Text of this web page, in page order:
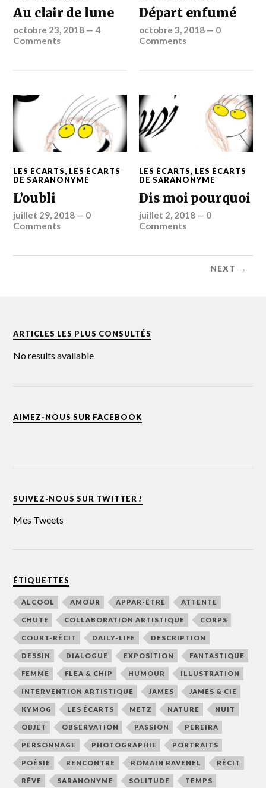
Au clair de lune
octobre 23, 2018 —4
Comments
Départ enfumé
octobre 3, 2018 — 0
Comments
LES ÉCARTS, LES ÉCARTS
DE SARANONYME
L’oubli
juillet 29, 2018 — 0
Comments
LES ÉCARTS, LES ÉCARTS
DE SARANONYME
Dis moi pourquoi
juillet 2, 2018 — 0
Comments
NEXT →
ARTICLES LES PLUS CONSULTÉS
No results available
AIMEZ-NOUS SUR FACEBOOK
SUIVEZ-NOUS SUR TWITTER !
Mes Tweets
ÉTIQUETTES
ALCOOL AMOUR APPAR-ÊTRE ATTENTE
CHUTE COLLABORATION ARTISTIQUE CORPS
COURT-RÉCIT DAILY-LIFE DESCRIPTION
DESSIN DIALOGUE EXPOSITION FANTASTIQUE
FEMME FLEA & CHIP HUMOUR ILLUSTRATION
INTERVENTION ARTISTIQUE JAMES JAMES & CIE
KYMOG LES ÉCARTS METZ NATURE NUIT
OBJET OBSERVATION PASSION PEREIRA
PERSONNAGE PHOTOGRAPHIE PORTRAITS
POÉSIE RENCONTRE ROMAIN RAVENEL RÉCIT
RÊVE SARANONYME SOLITUDE TEMPS